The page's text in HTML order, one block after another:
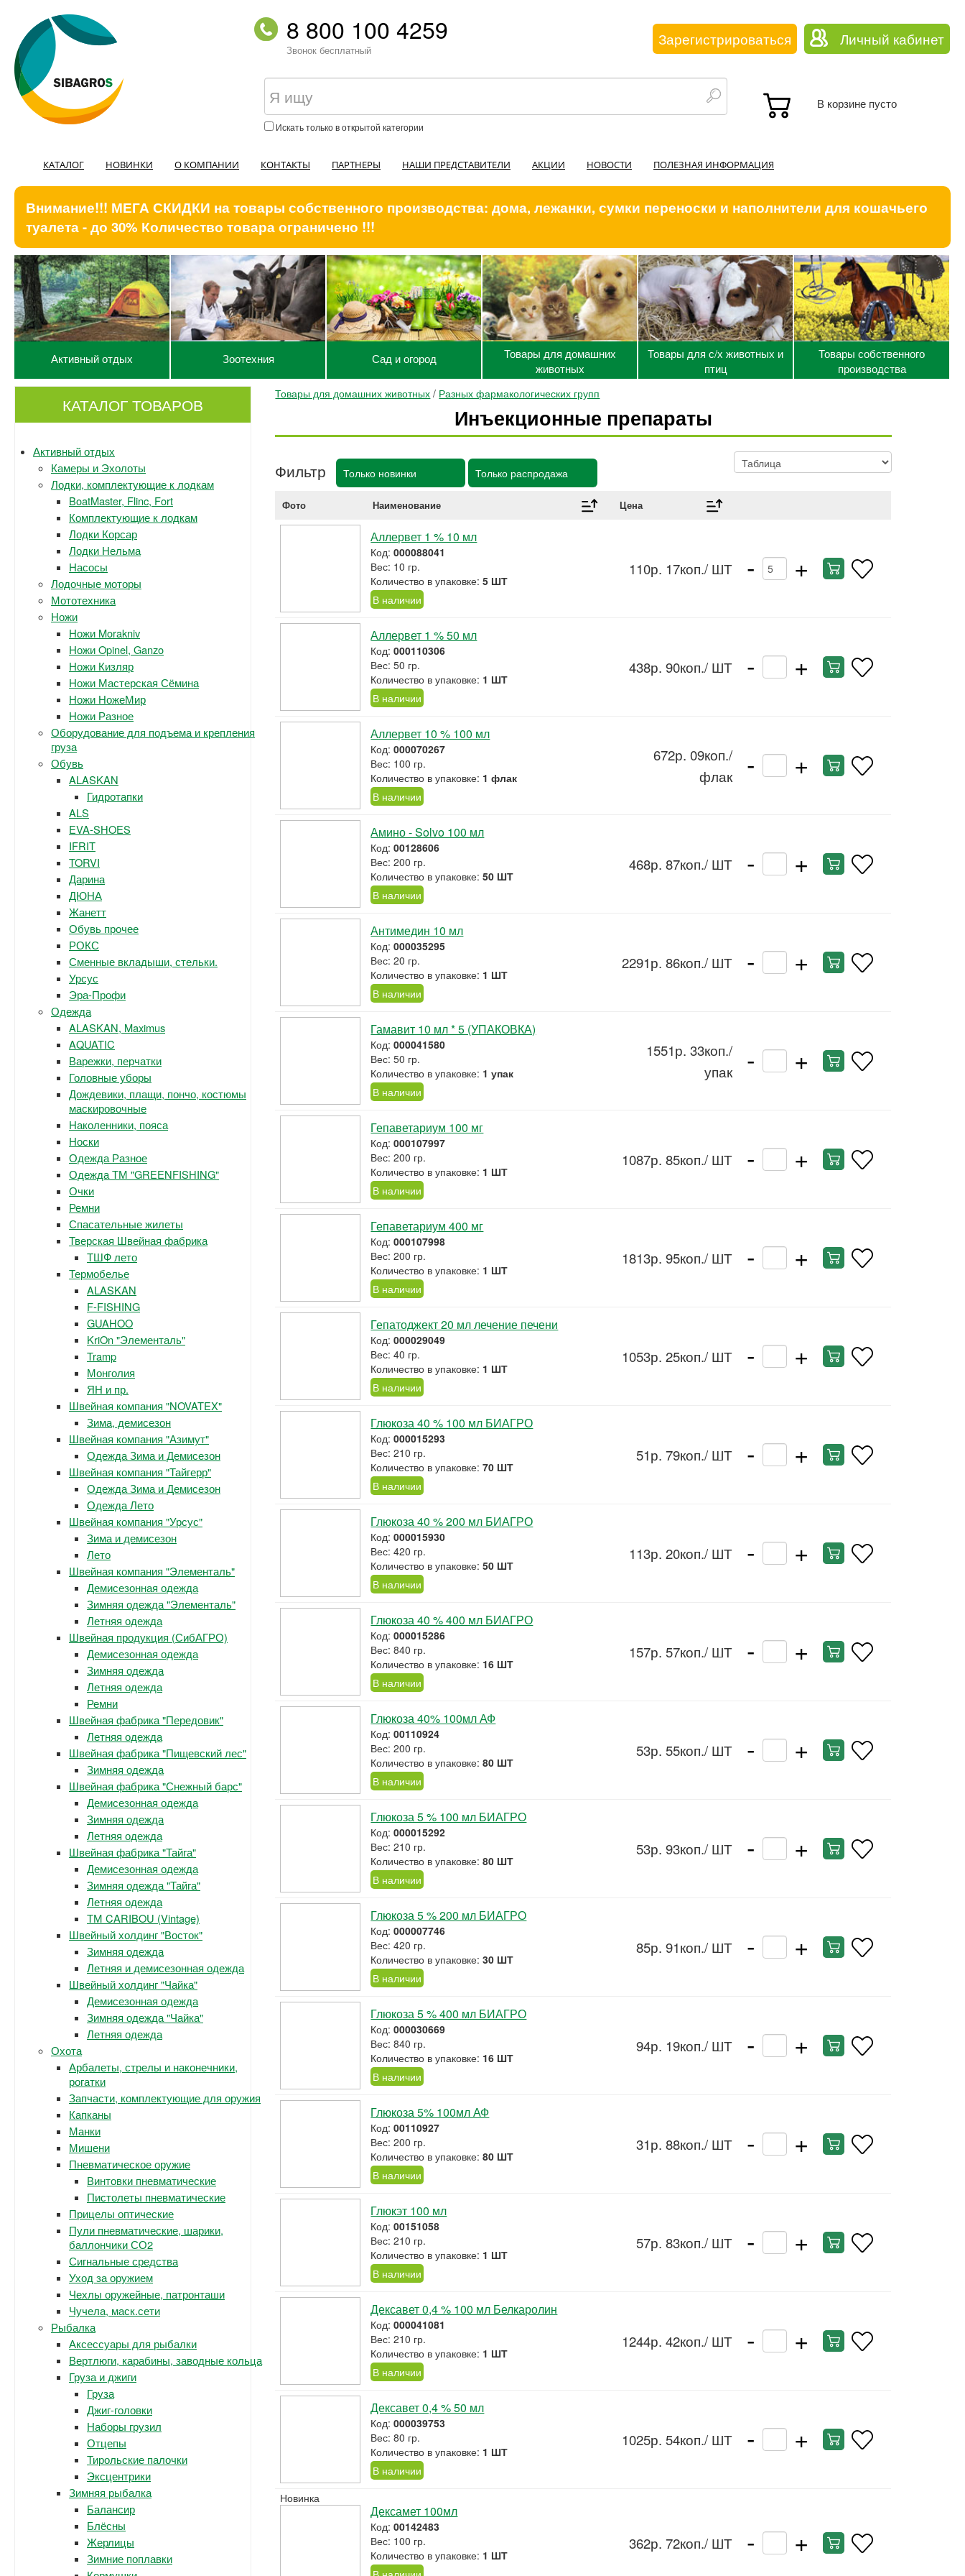
8 800 100 4259
Звонок бесплатный
Зарегистрироваться Личный кабинет
Искать только в открытой категории
В корзине пусто
КАТАЛОГ НОВИНКИ О КОМПАНИИ КОНТАКТЫ ПАРТНЕРЫ НАШИ ПРЕДСТАВИТЕЛИ АКЦИИ НОВОСТИ ПОЛЕЗНАЯ ИНФОРМАЦИЯ
Внимание!!! МЕГА СКИДКИ на товары собственного производства: дома, лежанки, сумки переноски и наполнители для кошачьего
туалета - до 30% Количество товара ограничено !!!
Активный отдых Зоотехния Сад и огород
Товары для домашних
животных
Товары для с/х животных и
птиц
Товары собственного
производства
КАТАЛОГ ТОВАРОВ
Активный отдых
Камеры и Эхолоты
Лодки, комплектующие к лодкам
BoatMaster, Flinc, Fort
Комплектующие к лодкам
Лодки Корсар
Лодки Нельма
Насосы
Лодочные моторы
Мототехника
Ножи
Ножи Morakniv
Ножи Opinel, Ganzo
Ножи Кизляр
Ножи Мастерская Сёмина
Ножи НожеМир
Ножи Разное
Оборудование для подъема и крепления
груза
Обувь
ALASKAN
Гидротапки
ALS
EVA-SHOES
IFRIT
TORVI
Дарина
ДЮНА
Жанетт
Обувь прочее
РОКС
Сменные вкладыши, стельки.
Урсус
Эра-Профи
Одежда
ALASKAN, Maximus
AQUATIC
Варежки, перчатки
Головные уборы
Дождевики, плащи, пончо, костюмы
маскировочные
Наколенники, пояса
Носки
Одежда Разное
Одежда ТМ "GREENFISHING"
Очки
Ремни
Спасательные жилеты
Тверская Швейная фабрика
ТШФ лето
Термобелье
ALASKAN
F-FISHING
GUAHOO
KriOn "Элементаль"
Tramp
Монголия
ЯН и пр.
Швейная компания "NOVATEX"
Зима, демисезон
Швейная компания "Азимут"
Одежда Зима и Демисезон
Швейная компания "Тайгерр"
Одежда Зима и Демисезон
Одежда Лето
Швейная компания "Урсус"
Зима и демисезон
Лето
Швейная компания "Элементаль"
Демисезонная одежда
Зимняя одежда "Элементаль"
Летняя одежда
Швейная продукция (СибАГРО)
Демисезонная одежда
Зимняя одежда
Летняя одежда
Ремни
Швейная фабрика "Передовик"
Летняя одежда
Швейная фабрика "Пищевский лес"
Зимняя одежда
Швейная фабрика "Снежный барс"
Демисезонная одежда
Зимняя одежда
Летняя одежда
Швейная фабрика "Тайга"
Демисезонная одежда
Зимняя одежда "Тайга"
Летняя одежда
ТМ CARIBOU (Vintage)
Швейный холдинг "Восток"
Зимняя одежда
Летняя и демисезонная одежда
Швейный холдинг "Чайка"
Демисезонная одежда
Зимняя одежда "Чайка"
Летняя одежда
Охота
Арбалеты, стрелы и наконечники,
рогатки
Запчасти, комплектующие для оружия
Капканы
Манки
Мишени
Пневматическое оружие
Винтовки пневматические
Пистолеты пневматические
Прицелы оптические
Пули пневматические, шарики,
баллончики СО2
Сигнальные средства
Уход за оружием
Чехлы оружейные, патронташи
Чучела, маск.сети
Рыбалка
Аксессуары для рыбалки
Вертлюги, карабины, заводные кольца
Груза и джиги
Груза
Джиг-головки
Наборы грузил
Отцепы
Тирольские палочки
Эксцентрики
Зимняя рыбалка
Балансир
Блёсны
Жерлицы
Зимние поплавки
Товары для домашних животных / Разных фармакологических групп
Инъекционные препараты
Фильтр Только новинки Только распродажа
Фото Наименование Цена
Аллервет 1 % 10 мл
Код:000088041
Вес: 10 гр.
Количество в упаковке:5 ШТ
В наличии
110р. 17коп./ ШТ - +
Аллервет 1 % 50 мл
Код:000110306
Вес: 50 гр.
Количество в упаковке: 1 ШТ
В наличии
438р. 90коп./ ШТ - +
Аллервет 10 % 100 мл
Код:000070267
Вес: 100 гр.
Количество в упаковке: 1 флак
В наличии
672р. 09коп./
флак
- +
Амино - Solvo 100 мл
Код:00128606
Вес: 200 гр.
Количество в упаковке:50 ШТ
В наличии
468р. 87коп./ ШТ - +
Антимедин 10 мл
Код:000035295
Вес: 20 гр.
Количество в упаковке: 1 ШТ
В наличии
2291р. 86коп./ ШТ - +
Гамавит 10 мл * 5 (УПАКОВКА)
Код:000041580
Вес: 50 гр.
Количество в упаковке: 1 упак
В наличии
1551р. 33коп./
упак
- +
Гепаветариум 100 мг
Код:000107997
Вес: 200 гр.
Количество в упаковке: 1 ШТ
В наличии
1087р. 85коп./ ШТ - +
Гепаветариум 400 мг
Код:000107998
Вес: 200 гр.
Количество в упаковке: 1 ШТ
В наличии
1813р. 95коп./ ШТ - +
Гепатоджект 20 мл лечение печени
Код:000029049
Вес: 40 гр.
Количество в упаковке: 1 ШТ
В наличии
1053р. 25коп./ ШТ - +
Глюкоза 40 % 100 мл БИАГРО
Код:000015293
Вес: 210 гр.
Количество в упаковке:70 ШТ
В наличии
51р. 79коп./ ШТ - +
Глюкоза 40 % 200 мл БИАГРО
Код:000015930
Вес: 420 гр.
Количество в упаковке:50 ШТ
В наличии
113р. 20коп./ ШТ - +
Глюкоза 40 % 400 мл БИАГРО
Код:000015286
Вес: 840 гр.
Количество в упаковке: 16 ШТ
В наличии
157р. 57коп./ ШТ - +
Глюкоза 40% 100мл АФ
Код:00110924
Вес: 200 гр.
Количество в упаковке:80 ШТ
В наличии
53р. 55коп./ ШТ - +
Глюкоза 5 % 100 мл БИАГРО
Код:000015292
Вес: 210 гр.
Количество в упаковке:80 ШТ
В наличии
53р. 93коп./ ШТ - +
Глюкоза 5 % 200 мл БИАГРО
Код:000007746
Вес: 420 гр.
Количество в упаковке:30 ШТ
В наличии
85р. 91коп./ ШТ - +
Глюкоза 5 % 400 мл БИАГРО
Код:000030669
Вес: 840 гр.
Количество в упаковке: 16 ШТ
В наличии
94р. 19коп./ ШТ - +
Глюкоза 5% 100мл АФ
Код:00110927
Вес: 200 гр.
Количество в упаковке:80 ШТ
В наличии
31р. 88коп./ ШТ - +
Глюкэт 100 мл
Код:00151058
Вес: 210 гр.
Количество в упаковке: 1 ШТ
В наличии
57р. 83коп./ ШТ - +
Дексавет 0,4 % 100 мл Белкаролин
Код:000041081
Вес: 210 гр.
Количество в упаковке: 1 ШТ
В наличии
1244р. 42коп./ ШТ - +
Дексавет 0,4 % 50 мл
Код:000039753
Вес: 80 гр.
Количество в упаковке: 1 ШТ
В наличии
1025р. 54коп./ ШТ - +
Новинка
Дексамет 100мл
Код:00142483
Вес: 100 гр.
Количество в упаковке: 1 ШТ
362р. 72коп./ ШТ - +